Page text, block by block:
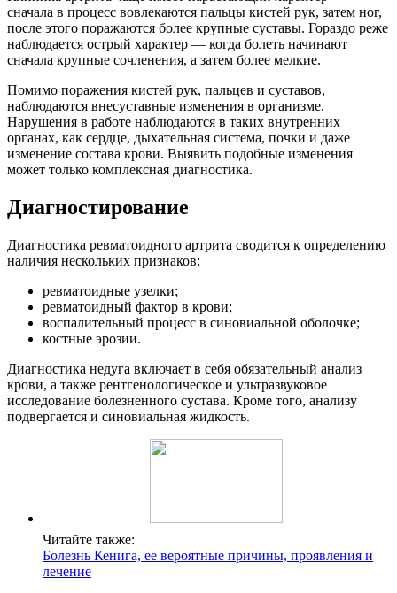
сначала в процесс вовлекаются пальцы кистей рук, затем ног,
после этого поражаются более крупные суставы. Гораздо реже
наблюдается острый характер — когда болеть начинают
сначала крупные сочленения, а затем более мелкие.
Помимо поражения кистей рук, пальцев и суставов,
наблюдаются внесуставные изменения в организме.
Нарушения в работе наблюдаются в таких внутренних
органах, как сердце, дыхательная система, почки и даже
изменение состава крови. Выявить подобные изменения
может только комплексная диагностика.
Диагностирование
Диагностика ревматоидного артрита сводится к определению
наличия нескольких признаков:
ревматоидные узелки;
ревматоидный фактор в крови;
воспалительный процесс в синовиальной оболочке;
костные эрозии.
Диагностика недуга включает в себя обязательный анализ
крови, а также рентгенологическое и ультразвуковое
исследование болезненного сустава. Кроме того, анализу
подвергается и синовиальная жидкость.
Читайте также:
Болезнь Кенига, ее вероятные причины, проявления и
лечение